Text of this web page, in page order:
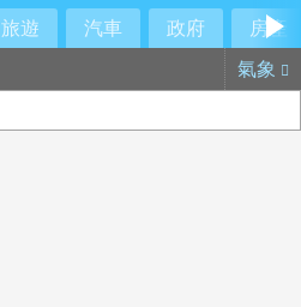
旅遊 汽車 政府
房產
氣象